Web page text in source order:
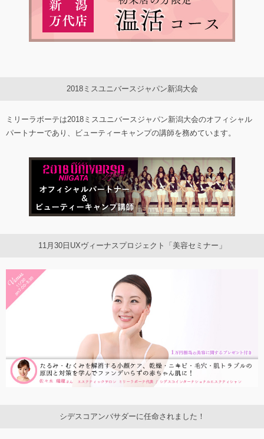
2018ミスユニバースジャパン新潟大会
ミリーラボーテは2018ミスユニバースジャパン新潟大会のオフィシャル
パートナーであり、ビューティーキャンプの講師を務めています。
11月30日UXヴィーナスプロジェクト「美容セミナー」
シデスコアンバサダーに任命されました！